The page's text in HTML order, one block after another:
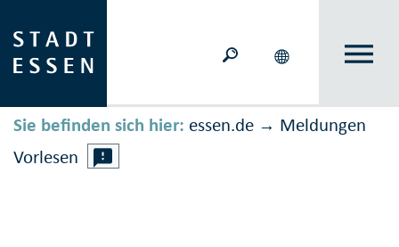
Sie befinden sich hier: essen.de → Meldungen
Vorlesen